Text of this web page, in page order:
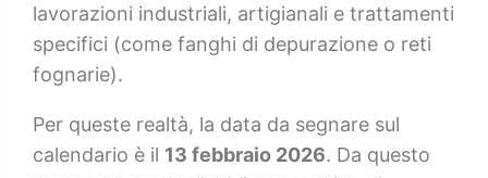
lavorazioni industriali, artigianali e trattamenti
specifici (come fanghi di depurazione o reti
fognarie).
Per queste realtà, la data da segnare sul
calendario è il 13 febbraio 2026. Da questo